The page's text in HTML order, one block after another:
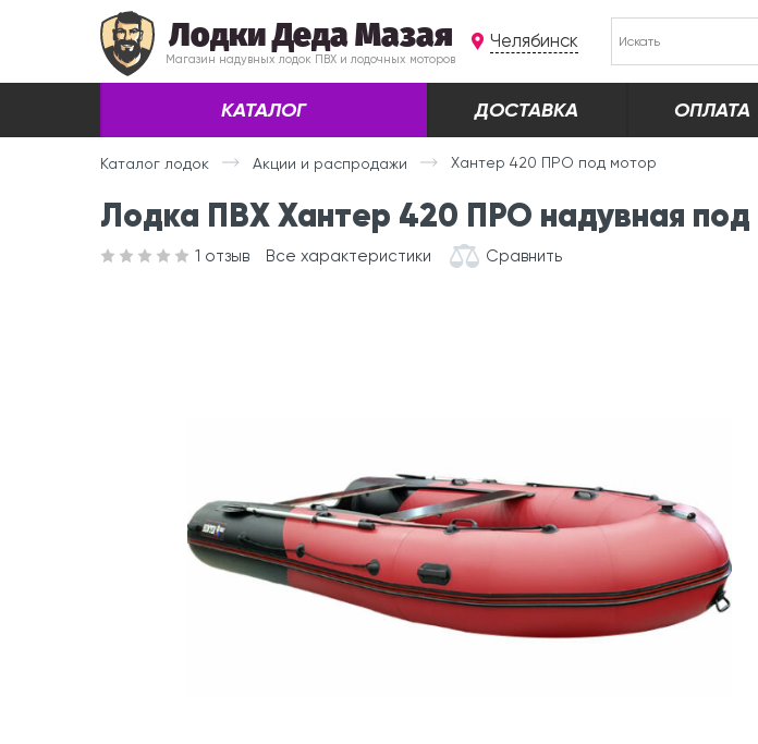
Лодки Деда Мазая
Магазин надувных лодок ПВХ и лодочных моторов
Челябинск
КАТАЛОГ ДОСТАВКА ОПЛАТА
Каталог лодок Акции и распродажи Хантер 420 ПРО под мотор
Лодка ПВХ Хантер 420 ПРО надувная
1 отзыв Все характеристики Сравнить